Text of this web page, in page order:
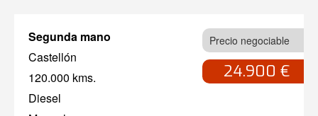
Segunda mano
Castellón
120.000 kms.
Diesel
Precio negociable
24.900 €